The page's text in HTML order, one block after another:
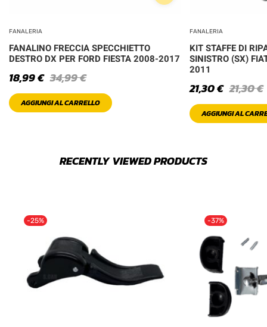
FANALERIA
FANALINO FRECCIA SPECCHIETTO
DESTRO DX PER FORD FIESTA 2008-2017
34,99€
18,99€
AGGIUNGI AL CARRELLO
FANALERIA
KIT STAFFE DI
SINISTRO (SX)
2011
21,30€
21,30€
AGGIUNGI AL
RECENTLY VIEWED PRODUCTS
-25% -37%